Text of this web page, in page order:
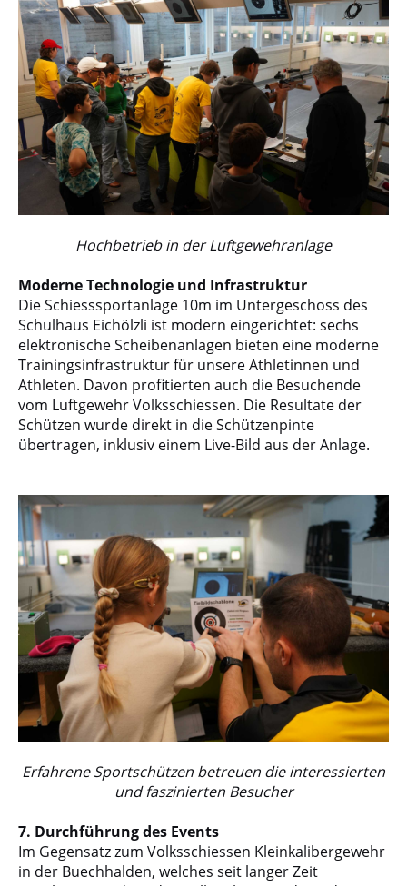
Hochbetrieb in der Luftgewehranlage
Moderne Technologie und Infrastruktur
Die Schiesssportanlage 10m im Untergeschoss des
Schulhaus Eichölzli ist modern eingerichtet: sechs
elektronische Scheibenanlagen bieten eine moderne
Trainingsinfrastruktur für unsere Athletinnen und
Athleten. Davon profitierten auch die Besuchende
vom Luftgewehr Volksschiessen. Die Resultate der
Schützen wurde direkt in die Schützenpinte
übertragen, inklusiv einem Live-Bild aus der Anlage.
Erfahrene Sportschützen betreuen die interessierten
und faszinierten Besucher
7. Durchführung des Events
Im Gegensatz zum Volksschiessen Kleinkalibergewehr
in der Buechhalden, welches seit langer Zeit